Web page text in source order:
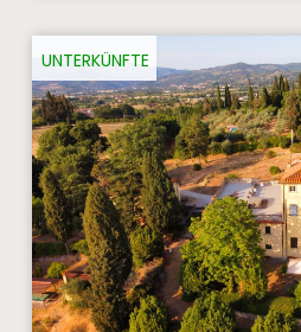
UNTERKÜNFTE